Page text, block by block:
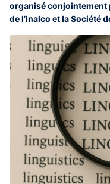
organisé conjointement
de l’Inalco et la Société